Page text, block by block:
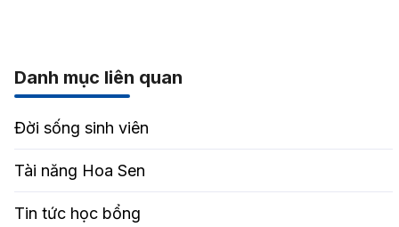
Danh mục liên quan
Đời sống sinh viên
Tài năng Hoa Sen
Tin tức học bổng